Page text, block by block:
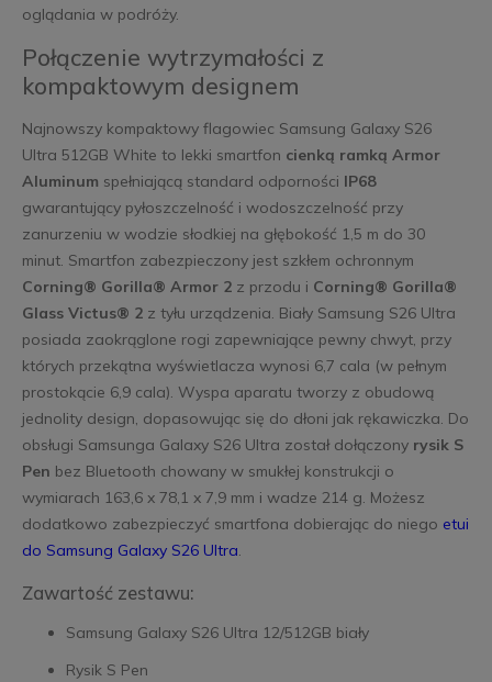
oglądania w podróży.
Połączenie wytrzymałości z
kompaktowym designem
Najnowszy kompaktowy flagowiec Samsung Galaxy S26
Ultra 512GB White to lekki smartfon cienką ramką Armor
Aluminum spełniającą standard odporności IP68
gwarantujący pyłoszczelność i wodoszczelność przy
zanurzeniu w wodzie słodkiej na głębokość 1,5 m do 30
minut. Smartfon zabezpieczony jest szkłem ochronnym
Corning® Gorilla® Armor 2z przodu i Corning® Gorilla®
Glass Victus® 2z tyłu urządzenia. Biały Samsung S26 Ultra
posiada zaokrąglone rogi zapewniające pewny chwyt, przy
których przekątna wyświetlacza wynosi 6,7 cala (w pełnym
prostokącie 6,9 cala). Wyspa aparatu tworzy z obudową
jednolity design, dopasowując się do dłoni jak rękawiczka. Do
obsługi Samsunga Galaxy S26 Ultra został dołączony rysik S
Pen bez Bluetooth chowany w smukłej konstrukcji o
wymiarach 163,6 x 78,1 x 7,9 mm i wadze 214 g. Możesz
dodatkowo zabezpieczyć smartfona dobierając do niego etui
do Samsung Galaxy S26 Ultra.
Zawartość zestawu:
Samsung Galaxy S26 Ultra 12/512GB biały
Rysik S Pen